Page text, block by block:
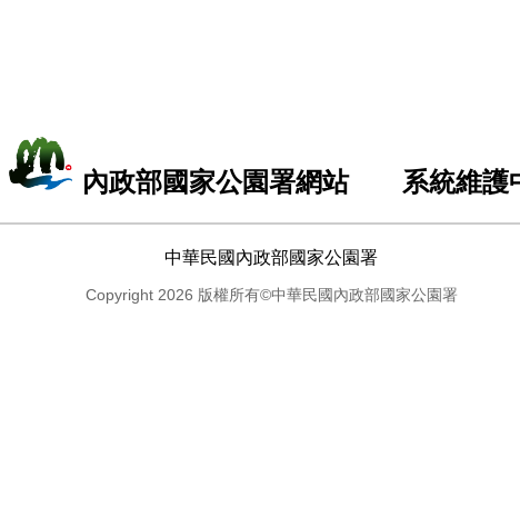
內政部國家公園署網站 系統維護
中華民國內政部國家公園署
Copyright 2026 版權所有©中華民國內政部國家公園署